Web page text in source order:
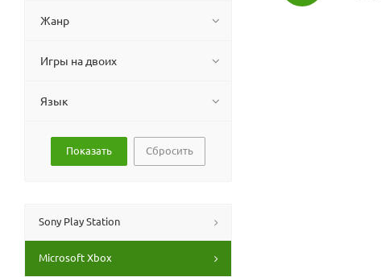
Жанр
Игры на двоих
Язык
Сбросить
Sony Play Station
Microsoft Xbox